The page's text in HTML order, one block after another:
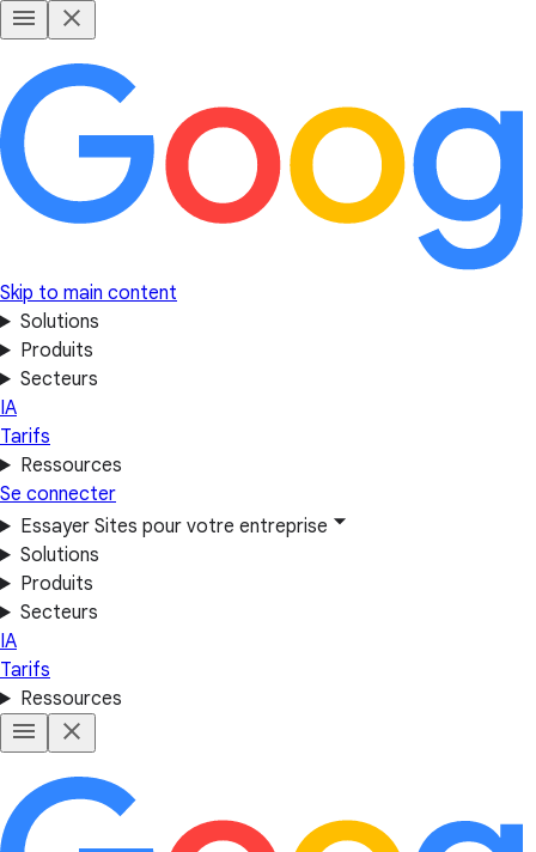
Skip to main content
Solutions
Produits
Secteurs
IA
Tarifs
Ressources
Se connecter
Essayer Sites pour votre entreprise
Solutions
Produits
Secteurs
IA
Tarifs
Ressources